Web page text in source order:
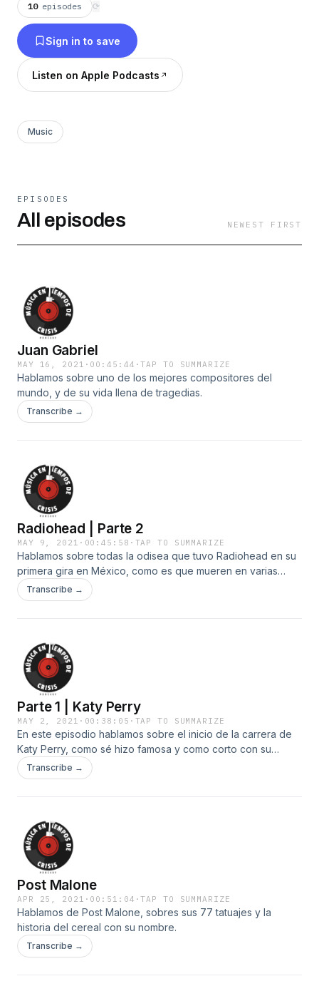
10 episodes ⟳
Sign in to save
Listen on Apple Podcasts
Music
EPISODES
All episodes NEWEST FIRST
Juan Gabriel
MAY 16, 2021 · 00:45:44 ·TAP TO SUMMARIZE
Hablamos sobre uno de los mejores compositores del
mundo, y de su vida llena de tragedias.
Transcribe →
Radiohead | Parte 2
MAY 9, 2021 · 00:45:58 · TAP TO SUMMARIZE
Hablamos sobre todas la odisea que tuvo Radiohead en su
primera gira en México, como es que mueren en varias
ocasiones y muchas otras cosas.
Transcribe →
Parte 1 | Katy Perry
MAY 2, 2021 · 00:38:05 · TAP TO SUMMARIZE
En este episodio hablamos sobre el inicio de la carrera de
Katy Perry, como sé hizo famosa y como corto con su
primer esposo.&nbsp;
Transcribe →
Post Malone
APR 25, 2021 · 00:51:04 ·TAP TO SUMMARIZE
Hablamos de Post Malone, sobres sus 77 tatuajes y la
historia del cereal con su nombre.
Transcribe →